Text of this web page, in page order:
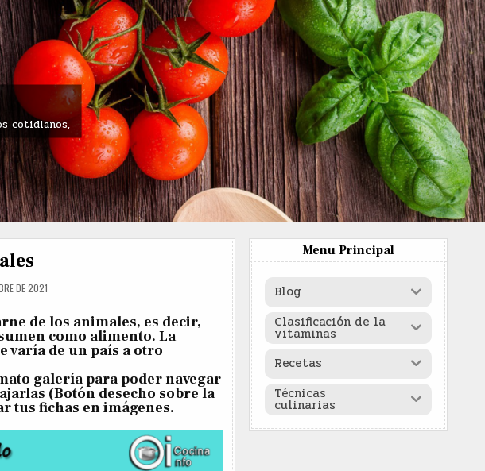
cotidianos,
DE 2021
de los animales, es decir,
como alimento. La
varía de un país a otro
galería para poder navegar
(Botón desecho sobre la
tus fichas en imágenes.
Menu Principal
Blog
Clasificación de la
vitaminas
Recetas
Técnicas
culinarias